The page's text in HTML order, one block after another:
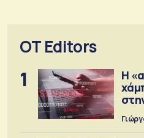
OT Editors
1
Η